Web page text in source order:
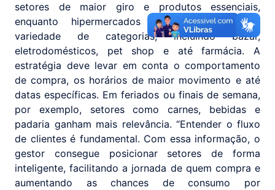
setores de maior giro e produtos essenciais,
enquanto hipermercados apostam em maior
variedade de categorias, incluindo bazar,
eletrodomésticos, pet shop e até farmácia. A
estratégia deve levar em conta o comportamento
de compra, os horários de maior movimento e até
datas específicas. Em feriados ou finais de semana,
por exemplo, setores como carnes, bebidas e
padaria ganham mais relevância. “Entender o fluxo
de clientes é fundamental. Com essa informação, o
gestor consegue posicionar setores de forma
inteligente, facilitando a jornada de quem compra e
aumentando as chances de consumo por